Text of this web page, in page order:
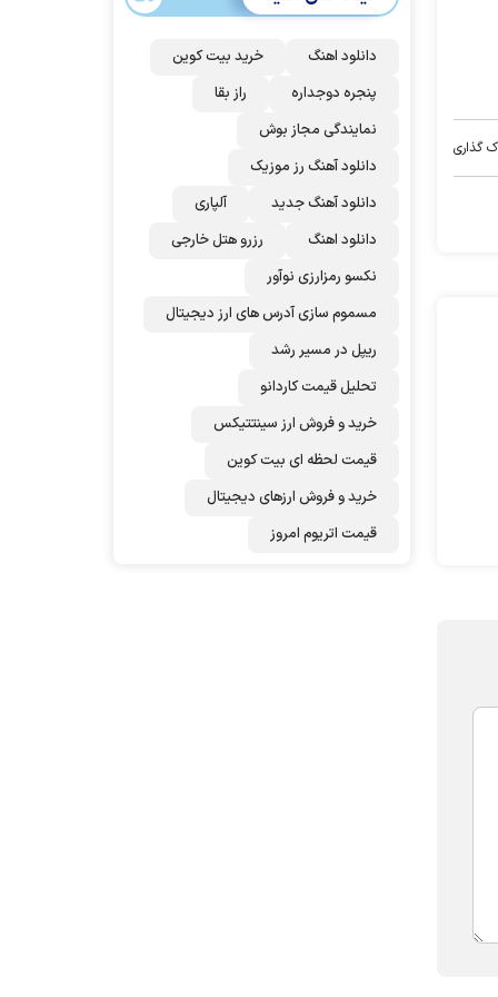
گذاری
دانلود اهنگ
خرید بیت کوین
پنجره دوجداره
راز بقا
نمایندگی مجاز بوش
دانلود آهنگ رز‌ موزیک
دانلود آهنگ جدید
آلپاری
دانلود اهنگ
رزرو هتل خارجی
نکسو رمزارزی نوآور
مسموم سازی آدرس های ارز دیجیتال
ریپل در مسیر رشد
تحلیل قیمت کاردانو
خرید و فروش ارز سینتتیکس
قیمت لحظه ای بیت کوین
خرید و فروش ارزهای دیجیتال
قیمت اتریوم امروز